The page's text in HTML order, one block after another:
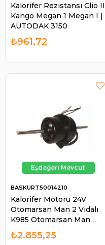
Kalorifer Rezistansı Clio II
Kango Megan 1 Megan I |
AUTODAK 3150
₺961,72
Kalorifer Motoru 24V
Otomarsan Man 2 Vidalı
K985 Otomarsan Man
Vidali Salyangoz Motor
Baskurt 14210 | BASKURT
BASKURT50014210
₺2.855,25